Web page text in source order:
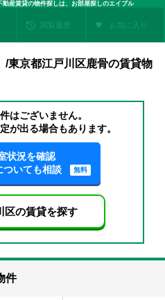
産賃貸の物件探しは、お部屋探しのエイブル
閲覧履歴 お気に入り
/東京都江戸川区鹿骨の賃貸物
はございません。
が出る場合もあります。
状況を確認
ついても相談
無料
区の賃貸を探す
件